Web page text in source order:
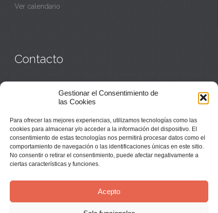
Gestionar el Consentimiento de
las Cookies
Para ofrecer las mejores experiencias, utilizamos tecnologías como las
cookies para almacenar y/o acceder a la información del dispositivo. El
consentimiento de estas tecnologías nos permitirá procesar datos como el
comportamiento de navegación o las identificaciones únicas en este sitio.
No consentir o retirar el consentimiento, puede afectar negativamente a
ciertas características y funciones.
Acepto
Ver calendario
Contacto
Casa de acogida:609 423 521o949 835 058
Parroquia y sacerdotes:949 835 111
Monasterio:monasterio@buenafuente.org
Información:informacion@buenafuente.org
Casa de acogida:
acogida@buenafuente.org
Ángel Moreno:angel@buenafuente.org